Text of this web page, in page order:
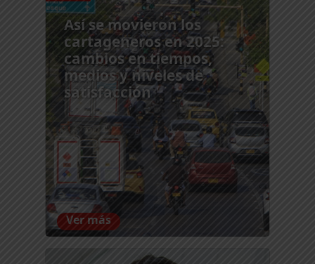
Así se movieron los
cartageneros en 2025:
cambios en tiempos,
medios y niveles de
satisfacción
Ver más